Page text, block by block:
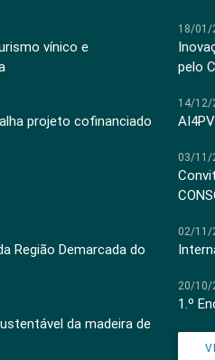
vínico e
projeto cofinanciado
Região Demarcada do
da madeira de
18/01/
pelo
14/12/
03/11/
02/11/
20/10/
1.º